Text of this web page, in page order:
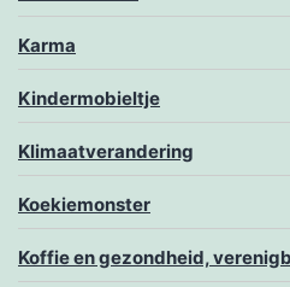
Karma
Kindermobieltje
Klimaatverandering
Koekiemonster
Koffie en gezondheid,